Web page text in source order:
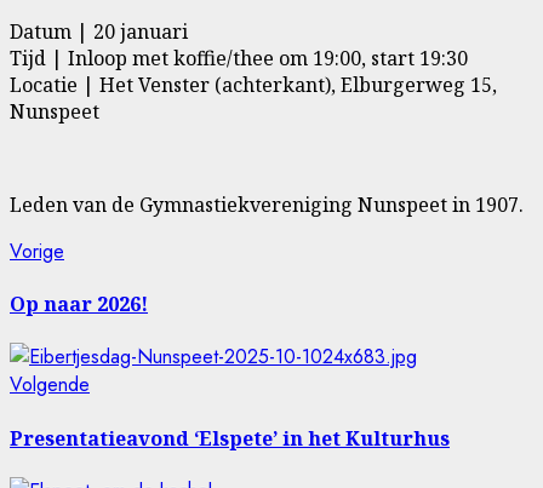
Datum | 20 januari
Tijd | Inloop met koffie/thee om 19:00, start 19:30
Locatie | Het Venster (achterkant), Elburgerweg 15,
Nunspeet
Leden van de Gymnastiekvereniging Nunspeet in 1907.
Bericht
navigatie
Vorige
Op naar 2026!
Volgende
Presentatieavond ‘Elspete’ in het Kulturhus